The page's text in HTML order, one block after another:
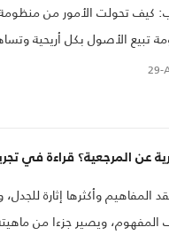
كيف تحولت الأمور من
تبيع الأصول بكل أريحية
29-
المرجعية؟ قراءة في تجربة
المفاهيم وأكثرها إثارة
ويصير جزءا من